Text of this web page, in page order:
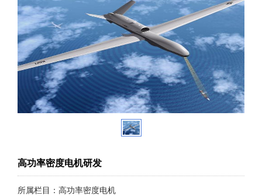
高功率密度电机研发
所属栏目：高功率密度电机